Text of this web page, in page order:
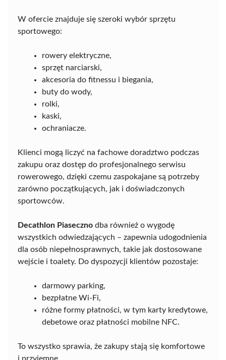
W ofercie znajduje się szeroki wybór sprzętu
sportowego:
rowery elektryczne,
sprzęt narciarski,
akcesoria do fitnessu i biegania,
buty do wody,
rolki,
kaski,
ochraniacze.
Klienci mogą liczyć na fachowe doradztwo podczas
zakupu oraz dostęp do profesjonalnego serwisu
rowerowego, dzięki czemu zaspokajane są potrzeby
zarówno początkujących, jak i doświadczonych
sportowców.
Decathlon Piaseczno dba również o wygodę
wszystkich odwiedzających – zapewnia udogodnienia
dla osób niepełnosprawnych, takie jak dostosowane
wejście i toalety. Do dyspozycji klientów pozostaje:
darmowy parking,
bezpłatne Wi-Fi,
różne formy płatności, w tym karty kredytowe,
debetowe oraz płatności mobilne NFC.
To wszystko sprawia, że zakupy stają się komfortowe